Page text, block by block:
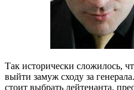
Так исторически сложилось,
выйти замуж сходу за
стоит выбрать лейтенанта,